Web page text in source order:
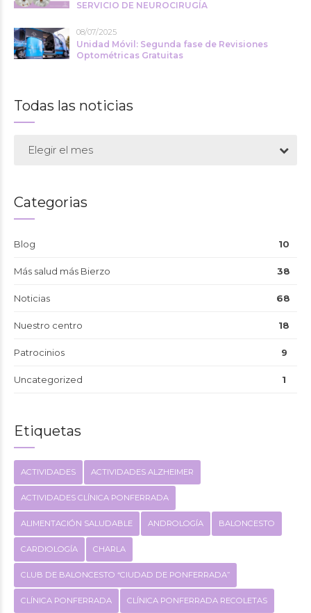
SERVICIO DE NEUROCIRUGÍA
08/07/2025
Unidad Móvil: Segunda fase de Revisiones
Optométricas Gratuitas
Todas las noticias
Elegir el mes
Categorias
Blog 10
Más salud más Bierzo 38
Noticias 68
Nuestro centro 18
Patrocinios 9
Uncategorized 1
Etiquetas
ACTIVIDADES ACTIVIDADES ALZHEIMER
ACTIVIDADES CLÍNICA PONFERRADA
ALIMENTACIÓN SALUDABLE ANDROLOGÍA BALONCESTO
CARDIOLOGÍA CHARLA
CLUB DE BALONCESTO “CIUDAD DE PONFERRADA”
CLÍNICA PONFERRADA CLÍNICA PONFERRADA RECOLETAS